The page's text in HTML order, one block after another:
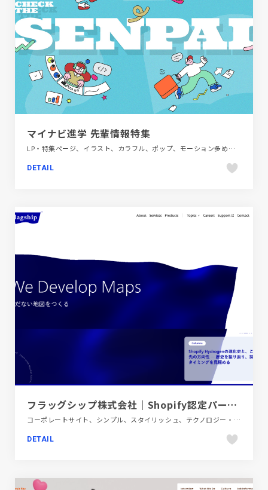
マイナビ進学 先輩情報特集
LP・特集ページ、イラスト、カラフル、ポップ、モーション多め、教育・学校
DETAIL
フラッグシップ株式会社｜Shopify認定パートナー｜ECサイト構築・制作｜越境ECアプリ・プラグイン開発
コーポレートサイト、シンプル、スタイリッシュ、テクノロジー・サイエンス、ブルー系、モーション多め
DETAIL